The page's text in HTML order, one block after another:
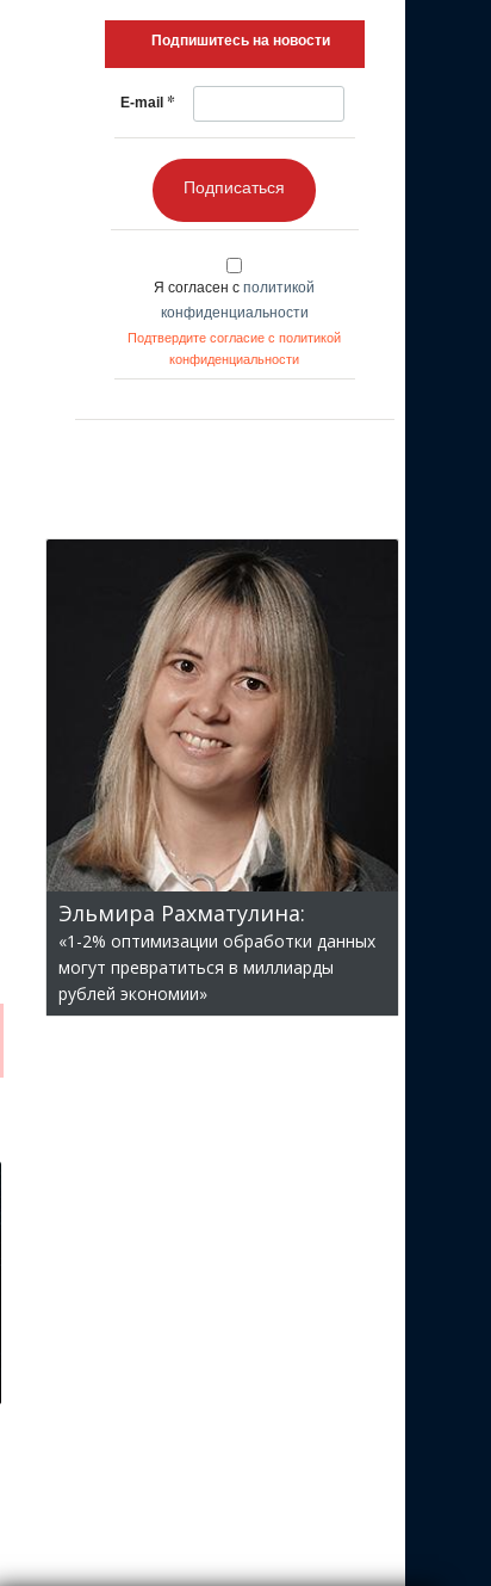
Подпишитесь на новости
E-mail *
Подписаться
Я согласен с политикой
конфиденциальности
Подтвердите согласие с политикой
конфиденциальности
Эльмира Рахматулина:
«1-2% оптимизации обработки данных
могут превратиться в миллиарды
рублей экономии»